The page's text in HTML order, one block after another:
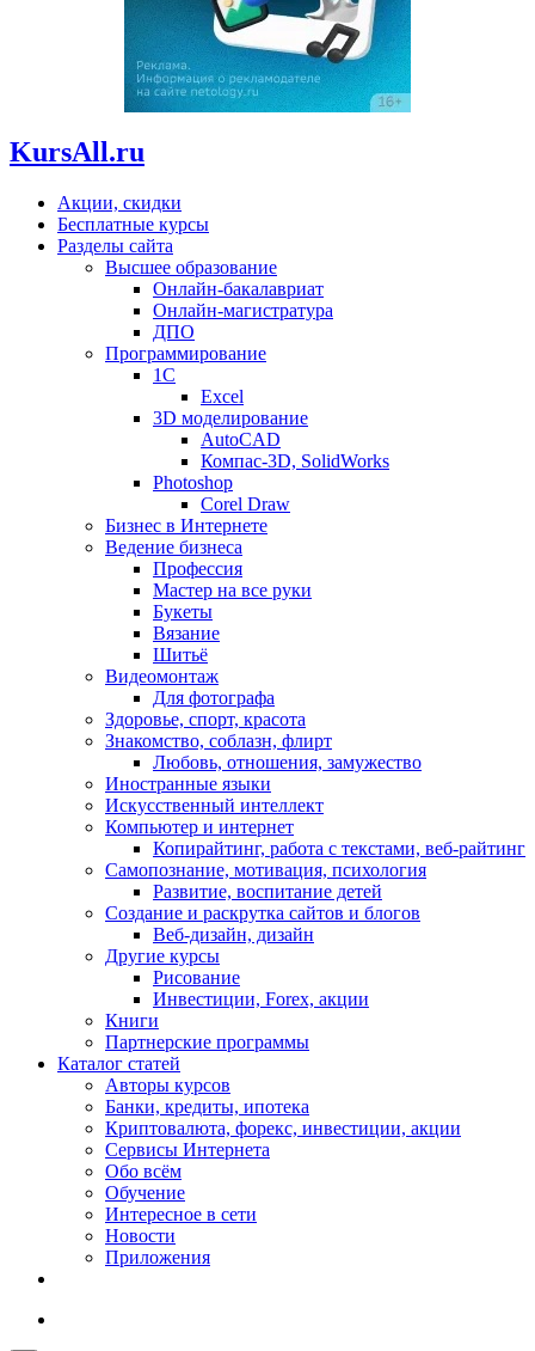
KursAll.ru
Акции, скидки
Бесплатные курсы
Разделы сайта
Высшее образование
Онлайн-бакалавриат
Онлайн-магистратура
ДПО
Программирование
1С
Excel
3D моделирование
AutoCAD
Компас-3D, SolidWorks
Photoshop
Corel Draw
Бизнес в Интернете
Ведение бизнеса
Профессия
Мастер на все руки
Букеты
Вязание
Шитьё
Видеомонтаж
Для фотографа
Здоровье, спорт, красота
Знакомство, соблазн, флирт
Любовь, отношения, замужество
Иностранные языки
Искусственный интеллект
Компьютер и интернет
Копирайтинг, работа с текстами, веб-райтинг
Самопознание, мотивация, психология
Развитие, воспитание детей
Создание и раскрутка сайтов и блогов
Веб-дизайн, дизайн
Другие курсы
Рисование
Инвестиции, Forex, акции
Книги
Партнерские программы
Каталог статей
Авторы курсов
Банки, кредиты, ипотека
Криптовалюта, форекс, инвестиции, акции
Сервисы Интернета
Обо всём
Обучение
Интересное в сети
Новости
Приложения